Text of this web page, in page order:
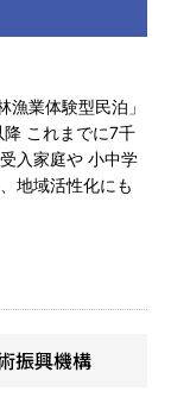
業体験型民泊」
これまでに7千
入家庭や 小中学
地域活性化にも
振興機構